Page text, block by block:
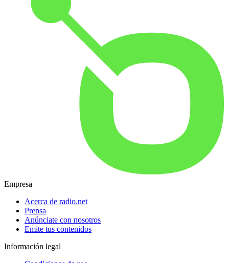
Empresa
Acerca de radio.net
Prensa
Anúnciate con nosotros
Emite tus contenidos
Información legal